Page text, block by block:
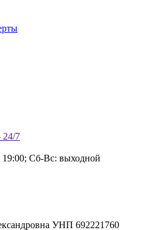
24/7
Сб-Вс: выходной
УНП 692221760